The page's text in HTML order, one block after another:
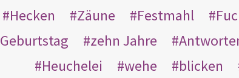
Hecken
Zäune Festmahl
Geburtstag
zehn Jahre
Heuchelei
wehe blicken